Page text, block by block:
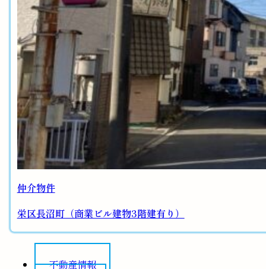
仲介物件
栄区長沼町（商業ビル建物3階建有り）
不動産情報